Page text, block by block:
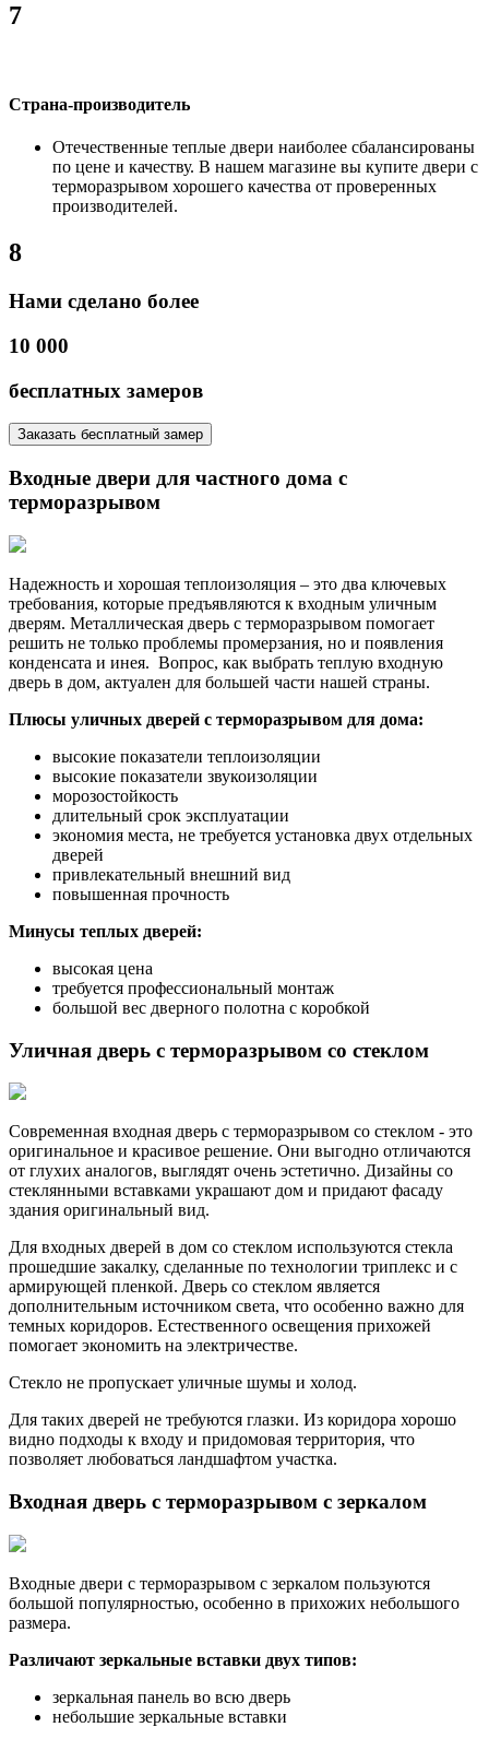
7
Страна-производитель
Отечественные теплые двери наиболее сбалансированы
по цене и качеству. В нашем магазине вы купите двери с
терморазрывом хорошего качества от проверенных
производителей.
8
Нами сделано более
10 000
бесплатных замеров
Заказать бесплатный замер
Входные двери для частного дома с
терморазрывом
Надежность и хорошая теплоизоляция – это два ключевых
требования, которые предъявляются к входным уличным
дверям. Металлическая дверь с терморазрывом помогает
решить не только проблемы промерзания, но и появления
конденсата и инея. Вопрос, как выбрать теплую входную
дверь в дом, актуален для большей части нашей страны.
Плюсы уличных дверей с терморазрывом для дома:
высокие показатели теплоизоляции
высокие показатели звукоизоляции
морозостойкость
длительный срок эксплуатации
экономия места, не требуется установка двух отдельных
дверей
привлекательный внешний вид
повышенная прочность
Минусы теплых дверей:
высокая цена
требуется профессиональный монтаж
большой вес дверного полотна с коробкой
Уличная дверь с терморазрывом со стеклом
Современная входная дверь с терморазрывом со стеклом - это
оригинальное и красивое решение. Они выгодно отличаются
от глухих аналогов, выглядят очень эстетично. Дизайны со
стеклянными вставками украшают дом и придают фасаду
здания оригинальный вид.
Для входных дверей в дом со стеклом используются стекла
прошедшие закалку, сделанные по технологии триплекс и с
армирующей пленкой. Дверь со стеклом является
дополнительным источником света, что особенно важно для
темных коридоров. Естественного освещения прихожей
помогает экономить на электричестве.
Стекло не пропускает уличные шумы и холод.
Для таких дверей не требуются глазки. Из коридора хорошо
видно подходы к входу и придомовая территория, что
позволяет любоваться ландшафтом участка.
Входная дверь с терморазрывом с зеркалом
Входные двери с терморазрывом с зеркалом пользуются
большой популярностью, особенно в прихожих небольшого
размера.
Различают зеркальные вставки двух типов:
зеркальная панель во всю дверь
небольшие зеркальные вставки